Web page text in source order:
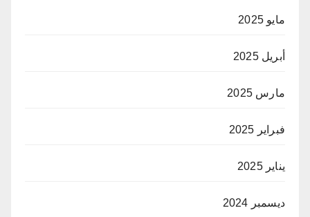
مايو 2025
أبريل 2025
مارس 2025
فبراير 2025
يناير 2025
ديسمبر 2024